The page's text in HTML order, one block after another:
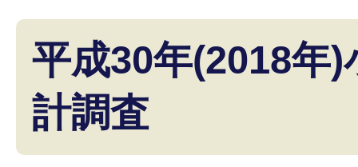
平成30年(2018年)
計調査